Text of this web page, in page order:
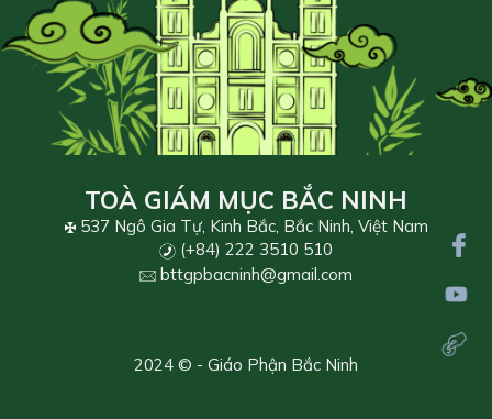
TOÀ GIÁM MỤC BẮC NINH
537 Ngô Gia Tự, Kinh Bắc, Bắc Ninh, Việt Nam
(+84) 222 3510 510
bttgpbacninh@gmail.com
2024 © - Giáo Phận Bắc Ninh